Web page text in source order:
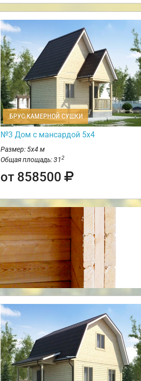
БРУС КАМЕРНОЙ СУШКИ
№3 Дом с мансардой 5х4
Размер: 5х4 м
Общая площадь: 312
от 858500